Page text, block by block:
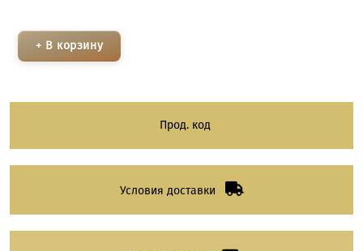
+ В корзину
Прод. код
Условия доставки